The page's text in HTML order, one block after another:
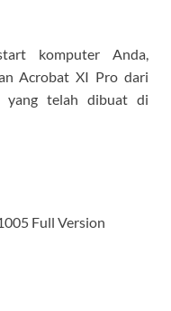
komputer Anda,
Acrobat XI Pro dari
yang telah dibuat di
Full Version